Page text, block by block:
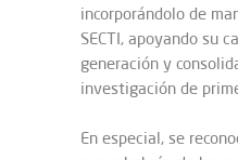
incorporándolo de
SECTI, apoyando su
generación y
investigación de
En especial, se